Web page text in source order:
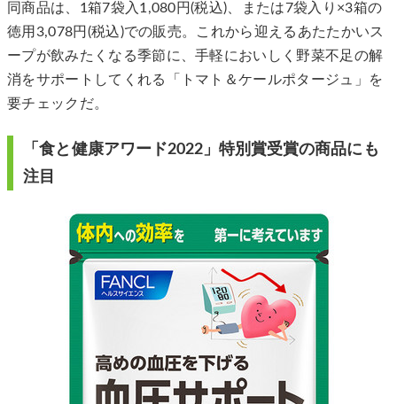
同商品は、1箱7袋入1,080円(税込)、または7袋入り×3箱の
徳用3,078円(税込)での販売。これから迎えるあたたかいス
ープが飲みたくなる季節に、手軽においしく野菜不足の解
消をサポートしてくれる「トマト＆ケールポタージュ」を
要チェックだ。
「食と健康アワード2022」特別賞受賞の商品にも
注目